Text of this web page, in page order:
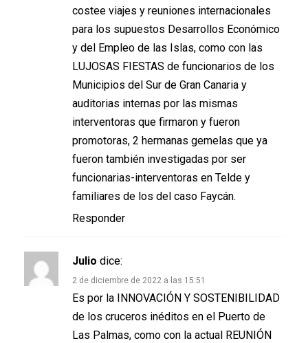
costee viajes y reuniones internacionales
para los supuestos Desarrollos Económico
y del Empleo de las Islas, como con las
LUJOSAS FIESTAS de funcionarios de los
Municipios del Sur de Gran Canaria y
auditorias internas por las mismas
interventoras que firmaron y fueron
promotoras, 2 hermanas gemelas que ya
fueron también investigadas por ser
funcionarias-interventoras en Telde y
familiares de los del caso Faycán.
Responder
Julio dice:
2 de diciembre de 2022 a las 15:51
Es por la INNOVACIÓN Y SOSTENIBILIDAD
de los cruceros inéditos en el Puerto de
Las Palmas, como con la actual REUNIÓN